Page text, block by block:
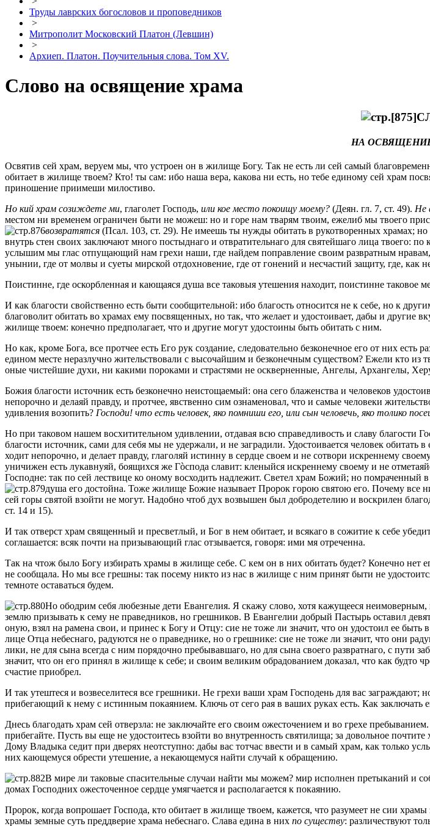
Труды лаврских богословов и проповедников
>
Митрополит Московский Платон (Левшин)
>
Архиеп. Платон. Поучительныя слова. Том XV.
Слово на освящение храма
НА
Освятив сей храм, веруем мы, что устроен он в жилище Богу. Так не есть ли сей самый
обитает в жилище твоем? Кто! ты сам: ибо наша вера, какова ни есть, но тебе единому сей храм
приношение приимеши милостиво.
Но кий храм созиждете ми, глаголет Господь, или кое место покоищу моему? (Деян. гл. 7, ст. 49). Не
местом ни временем ограничен быти не можеш: но и горе нам тварям твоим, ежелиб мы твоего
возвратятся (Псал. 103, ст. 29). Не имеешь ты нужды обитать в рукотворенных храмах;
внутрь стен своих заключают много постыднаго и отвратительнаго для святейшаго лица твоего:
услышим мы глас отпущающий нам грехи наши, где найдем поправление своим развратным нравам,
унынии, где от молвы и суеты мирской отдохновение, где от гонений и несчастий защиту, где, как
Поистинне, где оскорбленная и кающаяся душа все таковыя утешения находит, поистинне таковое
И как благости свойственно есть быти сообщительной: ибо благость относится не к себе, но к
благоволит обитать во храмах ему посвященных, но так, что желает и удостоивает, дабы и другие
жилище твоем: конечно предполагает, что и другие могут удостоины быть обитать с ним.
Но как, кроме Бога, все протчее есть Его рук создание, следовательно безконечное его от них
едином месте неразлучно жительствовали с высочайшим и безконечным существом? Ежели кто из
оные чистейшие духи, ни какими пороками и страстями не оскверненные, Ангелы, Архангелы,
Божия благости источник есть безконечно неистощаемый: она сего блаженства и человеков
непорочно и делаяй правду, и протчее, явственно сим ознаменовал, что и самые человеки
удивления возопить? Господи! что есть человек, яко помниши его, или сын человечь, яко толико
Но при таковом нашем восхитительном удивлении, отдавая всю справедливость и славу
благости источник, сами для себя мы не удержали, и не заградили. Удостоивается человек
ходит непорочно, и делает правду, глаголяй истинну в сердце своем и не сотвори искреннему
уничижен есть лукавнуяй, боящихся же Гòспода славит: кленыйся искреннему своему и не
Господне: так по сей лествице ко оному восходить надлежит. Светел храм Божий; но помраченный
душа его достойна. Тоже жилище Божие называет Пророк горою святою его. Почему
сей горы святой взойти не могут. Надобно чтоб дух возвышен был добродетелию и воскрилен
ст. 14 и 15).
И так отверст храм священный и пресветлый, и Бог в нем обитает, и всякаго в сожитие к себе
соглашается: всяк почти на призывающий глас отзывается, говоря: ими мя отреченна.
Так на чтож было Богу избирать храмы в жилище себе. С кем он в них обитать будет? Конечно нет
не сообщала. Но мы все грешны: так посему никто из нас в жилище с ним принят быти не
темноте оставаться будем.
Но ободрим себя любезные дети Евангелия. Я скажу слово, хотя кажущееся
землю призывать к сему не праведников, но грешников. В Евангелии добрый Пастырь оставил
оную, взял на рамена свои, и принес к Богу и Отцу: сие не тоже ли значит, что он удостоил ее
лице Отца небеснаго, радуются не о праведнике, но о грешнике: сие не тоже ли значит, что они
лики, не для сына всегда с ним порядочно пребывавшаго, но для сына своего развратнаго, с пути
значит, что он его принял в жилище к себе; и своим великим обрадованием доказал, что как будто
счастие приобрел.
И так утештеся и возвеселитеся все грешники. Не грехи ваши храм Господень для вас
прибегающий к нему с истинным покаянием. Ключь от сего рая в ваших руках есть. Как заключать
Днесь благодать храм сей отверзла: не заключайте его своим ожесточением и во грехе
прибегайте. Пусть вы еще не удостоитесь взойти во внутренность святилища; за довольное
Дому Владыка седит при дверях неотступно: дабы вас тотчас ввести и в самый храм, как только
них кающемуся обрести утешение, а некающемуся найти случай к обращению.
В мире ли таковые спасительные случаи найти мы можем? мир исполнен претыканий и
домах Господних ожесточенное сердце умягчается и располагается к покаянию.
Пророк, когда вопрошает Господа, кто обитает в жилище твоем, кажется, что разумеет не сии
храмы земные суть преддверие храма небеснаго. Слава едина в них по существу: различествуют